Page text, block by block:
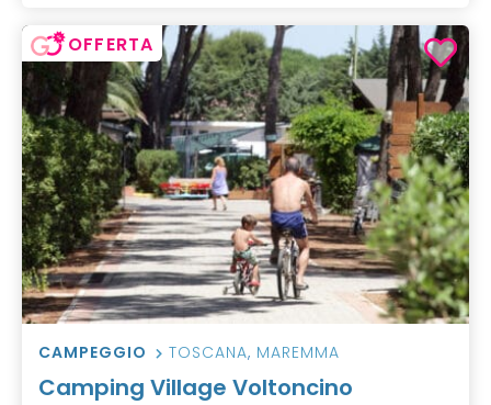
OFFERTA
CAMPEGGIO TOSCANA, MAREMMA
Camping Village Voltoncino